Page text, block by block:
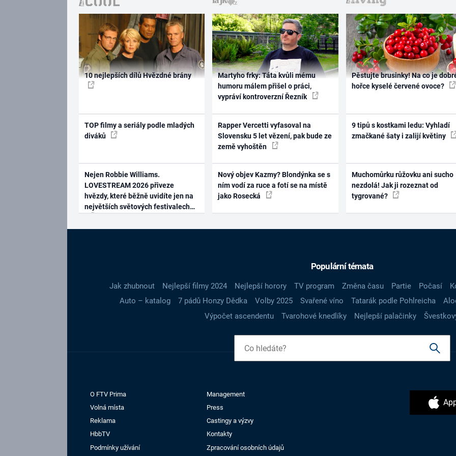
10 nejlepších dílů Hvězdné brány
TOP filmy a seriály podle mladých
diváků
Nejen Robbie Williams.
LOVESTREAM 2026 přiveze
hvězdy, které běžně uvidíte jen na
největších světových festivalech
Martyho frky: Táta kvůli mému
humoru málem přišel o práci,
vypráví kontroverzní Řezník
Rapper Vercetti vyfasoval na
Slovensku 5 let vězení, pak bude ze
země vyhoštěn
Nový objev Kazmy? Blondýnka se s
ním vodí za ruce a fotí se na místě
jako Rosecká
Pěstujte brusinky! Na co je
hořce kyselé červené ovoce?
9 tipů s kostkami ledu: Vyhladí
zmačkané šaty i zalijí květiny
Muchomůrku růžovku ani sucho
nezdolá! Jak ji rozeznat od
tygrované?
Populární témata
Jak zhubnout Nejlepší filmy 2024 Nejlepší horory TV program Změna času Partie Počasí
Auto – katalog
7 pádů Honzy Dědka Volby 2025 Svařené víno Tatarák podle Pohlreicha
Výpočet ascendentu
Tvarohové knedlíky Nejlepší palačinky
O FTV Prima
Management
Volná místa
Press
Reklama
Castingy a výzvy
HbbTV
Kontakty
Podmínky užívání
Zpracování osobních údajů